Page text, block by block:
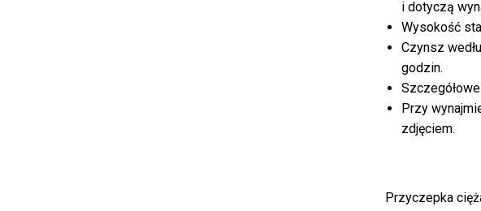
i dotyczą
Wysokość
Czynsz
godzin.
Przy
zdjęciem.
Przyczepka